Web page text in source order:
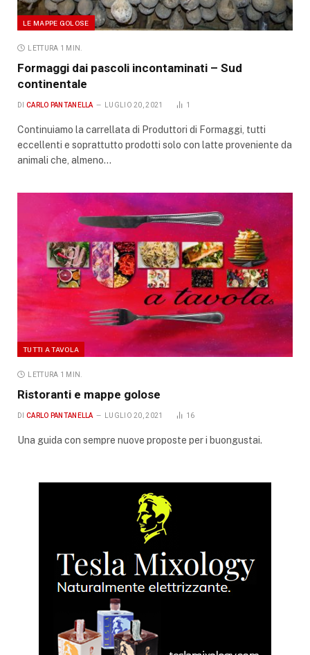
LE MAPPE GOLOSE
LETTURA 1 MIN.
Formaggi dai pascoli incontaminati – Sud
continentale
DI CARLO PANTANELLA LUGLIO 20, 2021 1
Continuiamo la carrellata di Produttori di Formaggi, tutti
eccellenti e soprattutto prodotti solo con latte proveniente da
animali che, almeno…
TUTTI A TAVOLA
LETTURA 1 MIN.
Ristoranti e mappe golose
DI CARLO PANTANELLA LUGLIO 20, 2021 16
Una guida con sempre nuove proposte per i buongustai.